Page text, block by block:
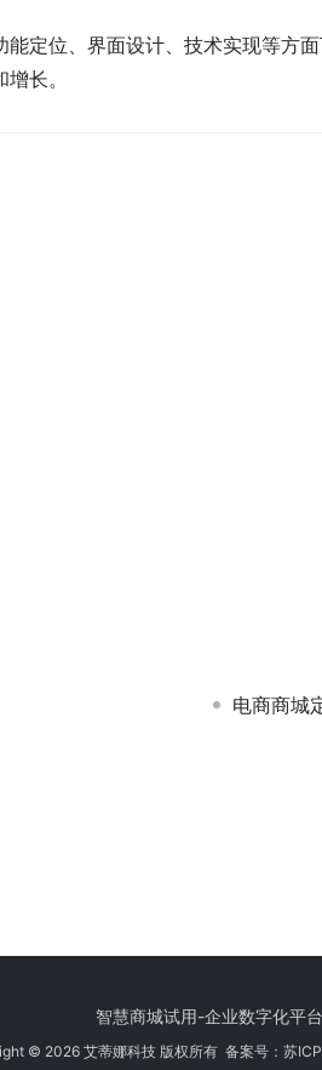
定位、界面设计、技术实现等方
长。
电商商城
智慧商城试用-企业数字化平台
© 2026 艾蒂娜科技 版权所有 备案号： 苏